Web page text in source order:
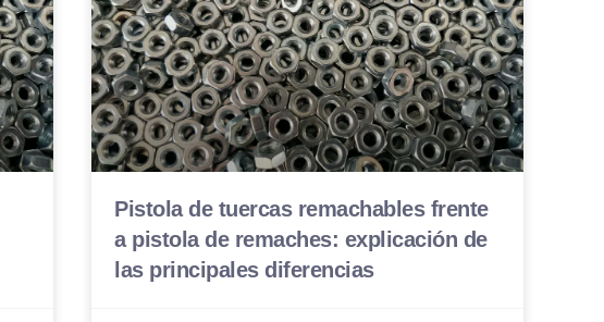
Pistola de tuercas remachables frente
a pistola de remaches: explicación de
las principales diferencias